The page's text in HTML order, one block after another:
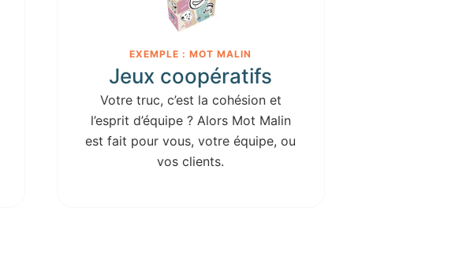
EXEMPLE : MOT MALIN
Jeux coopératifs
Votre truc, c’est la cohésion et
l’esprit d’équipe ? Alors Mot Malin
est fait pour vous, votre équipe, ou
vos clients.